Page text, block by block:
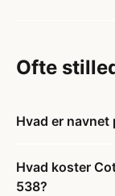
Ofte
Hvad er
Hvad koster
538?